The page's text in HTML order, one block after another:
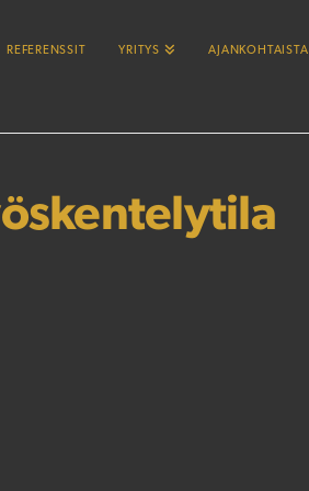
REFERENSSIT YRITYS AJANKOHTAISTA